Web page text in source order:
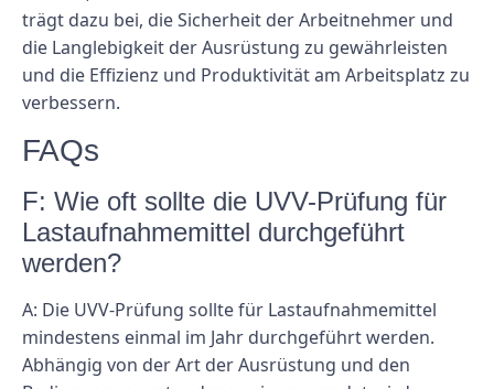
trägt dazu bei, die Sicherheit der Arbeitnehmer und
die Langlebigkeit der Ausrüstung zu gewährleisten
und die Effizienz und Produktivität am Arbeitsplatz zu
verbessern.
FAQs
F: Wie oft sollte die UVV-Prüfung für
Lastaufnahmemittel durchgeführt
werden?
A: Die UVV-Prüfung sollte für Lastaufnahmemittel
mindestens einmal im Jahr durchgeführt werden.
Abhängig von der Art der Ausrüstung und den